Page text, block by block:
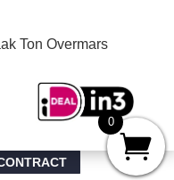
niet te
Ton
Overmar
natuurlijk
wel. Ook
meteen
Ton Overmars
0